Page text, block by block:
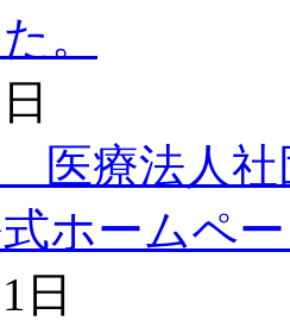
。
医療法人
ホームペ
日